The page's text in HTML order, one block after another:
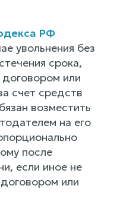
РФ
увольнения без
срока,
или
счет средств
возместить
на его
после
если иное не
или